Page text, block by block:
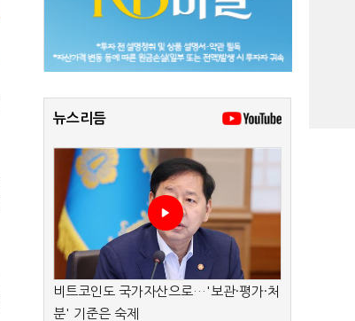
뉴스리듬
비트코인도 국가자산으로…'보관·평가·처
분' 기준은 숙제